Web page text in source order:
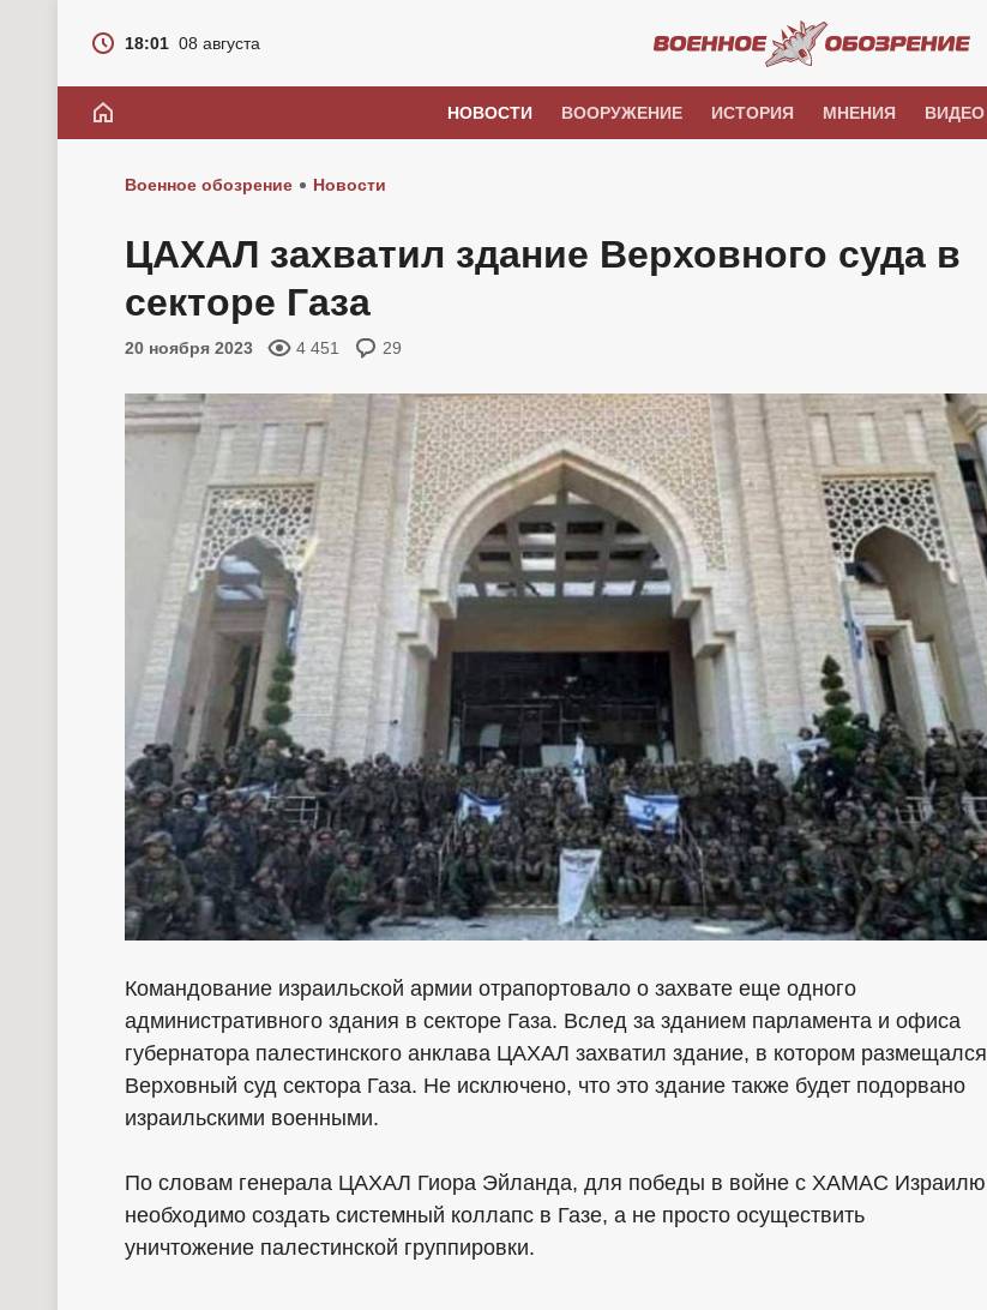
18:01 08 августа
НОВОСТИ ВООРУЖЕНИЕ ИСТОРИЯ МНЕНИЯ ВИДЕО
Военное обозрение Новости
ЦАХАЛ захватил здание Верховного суда в
секторе Газа
20 ноября 2023 4 451 29
Командование израильской армии отрапортовало о захвате еще одного
административного здания в секторе Газа. Вслед за зданием парламента и офиса
губернатора палестинского анклава ЦАХАЛ захватил здание, в котором размещался
Верховный суд сектора Газа. Не исключено, что это здание также будет подорвано
израильскими военными.
По словам генерала ЦАХАЛ Гиора Эйланда, для победы в войне с ХАМАС Израилю
необходимо создать системный коллапс в Газе, а не просто осуществить
уничтожение палестинской группировки.